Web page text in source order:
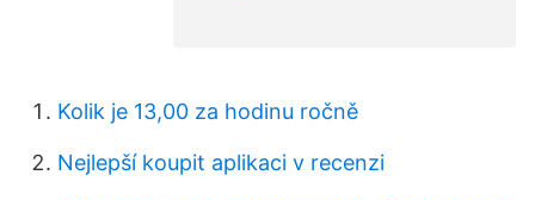
Kolik je 13,00 za hodinu ročně
Nejlepší koupit aplikaci v recenzi